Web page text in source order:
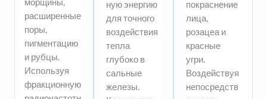
морщины,
расширенные
поры,
пигментацию
и рубцы.
Используя
фракционную
ную энергию
для точного
воздействия
тепла
глубоко в
сальные
железы.
покраснение
лица,
розацеа и
красные
угри.
Воздействуя
непосредств